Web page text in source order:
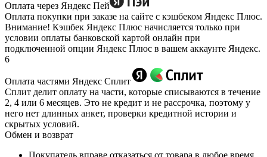
Оплата через Яндекс Пей
Оплата покупки при заказе на сайте с кэшбеком Яндекс Плюс.
Внимание! Кэшбек Яндекс Плюс начисляется только при
условии оплаты банковской картой онлайн при
подключенной опции Яндекс Плюс в вашем аккаунте Яндекс.
6
Оплата частями Яндекс Сплит
Сплит делит оплату на части, которые списываются в течение
2, 4 или 6 месяцев. Это не кредит и не рассрочка, поэтому у
него нет длинных анкет, проверки кредитной истории и
скрытых условий.
Обмен и возврат